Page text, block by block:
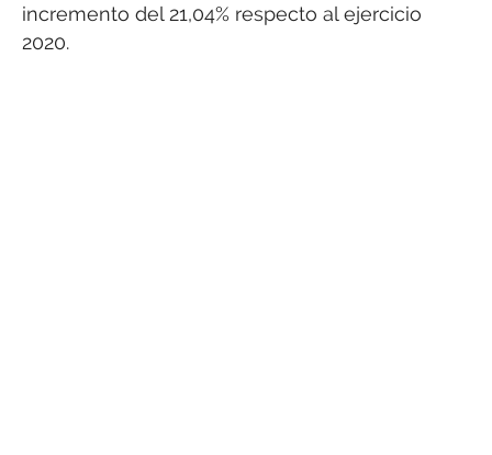
incremento del 21,04% respecto al ejercicio
2020.